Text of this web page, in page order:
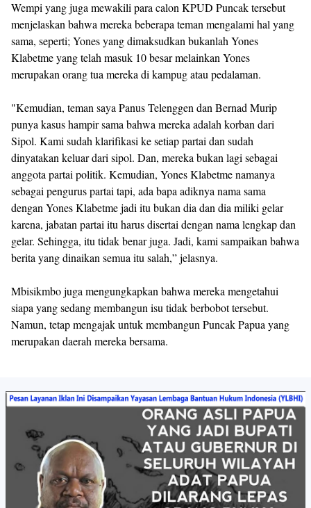
Wempi yang juga mewakili para calon KPUD Puncak tersebut
menjelaskan bahwa mereka beberapa teman mengalami hal yang
sama, seperti; Yones yang dimaksudkan bukanlah Yones
Klabetme yang telah masuk 10 besar melainkan Yones
merupakan orang tua mereka di kampug atau pedalaman.
"Kemudian, teman saya Panus Telenggen dan Bernad Murip
punya kasus hampir sama bahwa mereka adalah korban dari
Sipol. Kami sudah klarifikasi ke setiap partai dan sudah
dinyatakan keluar dari sipol. Dan, mereka bukan lagi sebagai
anggota partai politik. Kemudian, Yones Klabetme namanya
sebagai pengurus partai tapi, ada bapa adiknya nama sama
dengan Yones Klabetme jadi itu bukan dia dan dia miliki gelar
karena, jabatan partai itu harus disertai dengan nama lengkap dan
gelar. Sehingga, itu tidak benar juga. Jadi, kami sampaikan bahwa
berita yang dinaikan semua itu salah,” jelasnya.
Mbisikmbo juga mengungkapkan bahwa mereka mengetahui
siapa yang sedang membangun isu tidak berbobot tersebut.
Namun, tetap mengajak untuk membangun Puncak Papua yang
merupakan daerah mereka bersama.